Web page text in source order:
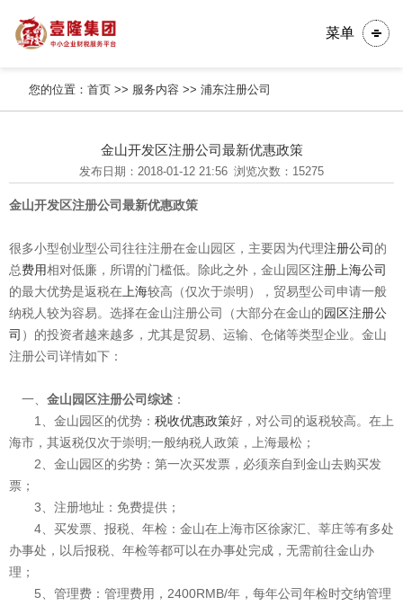
菜单
您的位置：首页 >> 服务内容 >>浦东注册公司
金山开发区注册公司最新优惠政策
发布日期：2018-01-12 21:56 浏览次数：15275
金山开发区注册公司最新优惠政策
很多小型创业型公司往往注册在金山园区，主要因为代理注册公司 的
总费用相对低廉，所谓的门槛低。除此之外，金山园区注册上海公司
的最大优势是返税在 上海较高（仅次于崇明），贸易型公司申请一般
纳税人较为容易。选择在金山注册公司（大部分在金山的园区注册公
司 ）的投资者越来越多，尤其是贸易、运输、仓储等类型企业。金山
注册公司详情如下：
一、 金山园区注册公司综述 ：
1、金山园区的优势： 税收优惠政策好，对公司的返税较高。在上
海市，其返税仅次于崇明;一般纳税人政策，上海最松；
2、金山园区的劣势：第一次买发票，必须亲自到金山去购买发
票；
3、注册地址：免费提供；
4、买发票、报税、年检：金山在上海市区徐家汇、莘庄等有多处
办事处，以后报税、年检等都可以在办事处完成，无需前往金山办
理；
5、管理费：管理费用，2400RMB/年，每年公司年检时交纳管理